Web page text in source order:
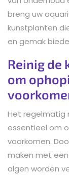
breng uw
kunstplanten
en gemak
Reinig
om
Het regelmatig
essentieel om
voorkomen.
maken met
algen worden